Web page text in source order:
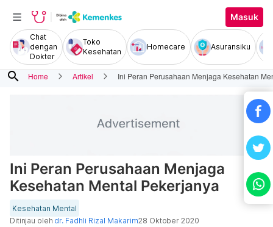
Masuk
Chat
dengan
Dokter
Toko
Kesehatan
Homecare Asuransiku
search Home Artikel Ini Peran Perusahaan Menjaga Kesehatan
Ini Peran Perusahaan Menjaga
Kesehatan Mental Pekerjanya
Kesehatan Mental
Ditinjau oleh dr. Fadhli Rizal Makarim28 Oktober 2020